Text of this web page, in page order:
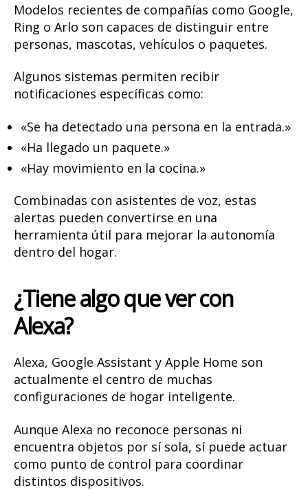
Modelos recientes de compañías como Google,
Ring o Arlo son capaces de distinguir entre
personas, mascotas, vehículos o paquetes.
Algunos sistemas permiten recibir
notificaciones específicas como:
«Se ha detectado una persona en la entrada.»
«Ha llegado un paquete.»
«Hay movimiento en la cocina.»
Combinadas con asistentes de voz, estas
alertas pueden convertirse en una
herramienta útil para mejorar la autonomía
dentro del hogar.
¿Tiene algo que ver con
Alexa?
Alexa, Google Assistant y Apple Home son
actualmente el centro de muchas
configuraciones de hogar inteligente.
Aunque Alexa no reconoce personas ni
encuentra objetos por sí sola, sí puede actuar
como punto de control para coordinar
distintos dispositivos.